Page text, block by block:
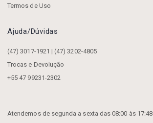
Termos de Uso
Ajuda/dúvidas
(47) 3017-1921 | (47) 3202-4805
Trocas e Devolução
+55 47 99231-2302
Atendemos de segunda a sexta das 08:00 às 17:48.